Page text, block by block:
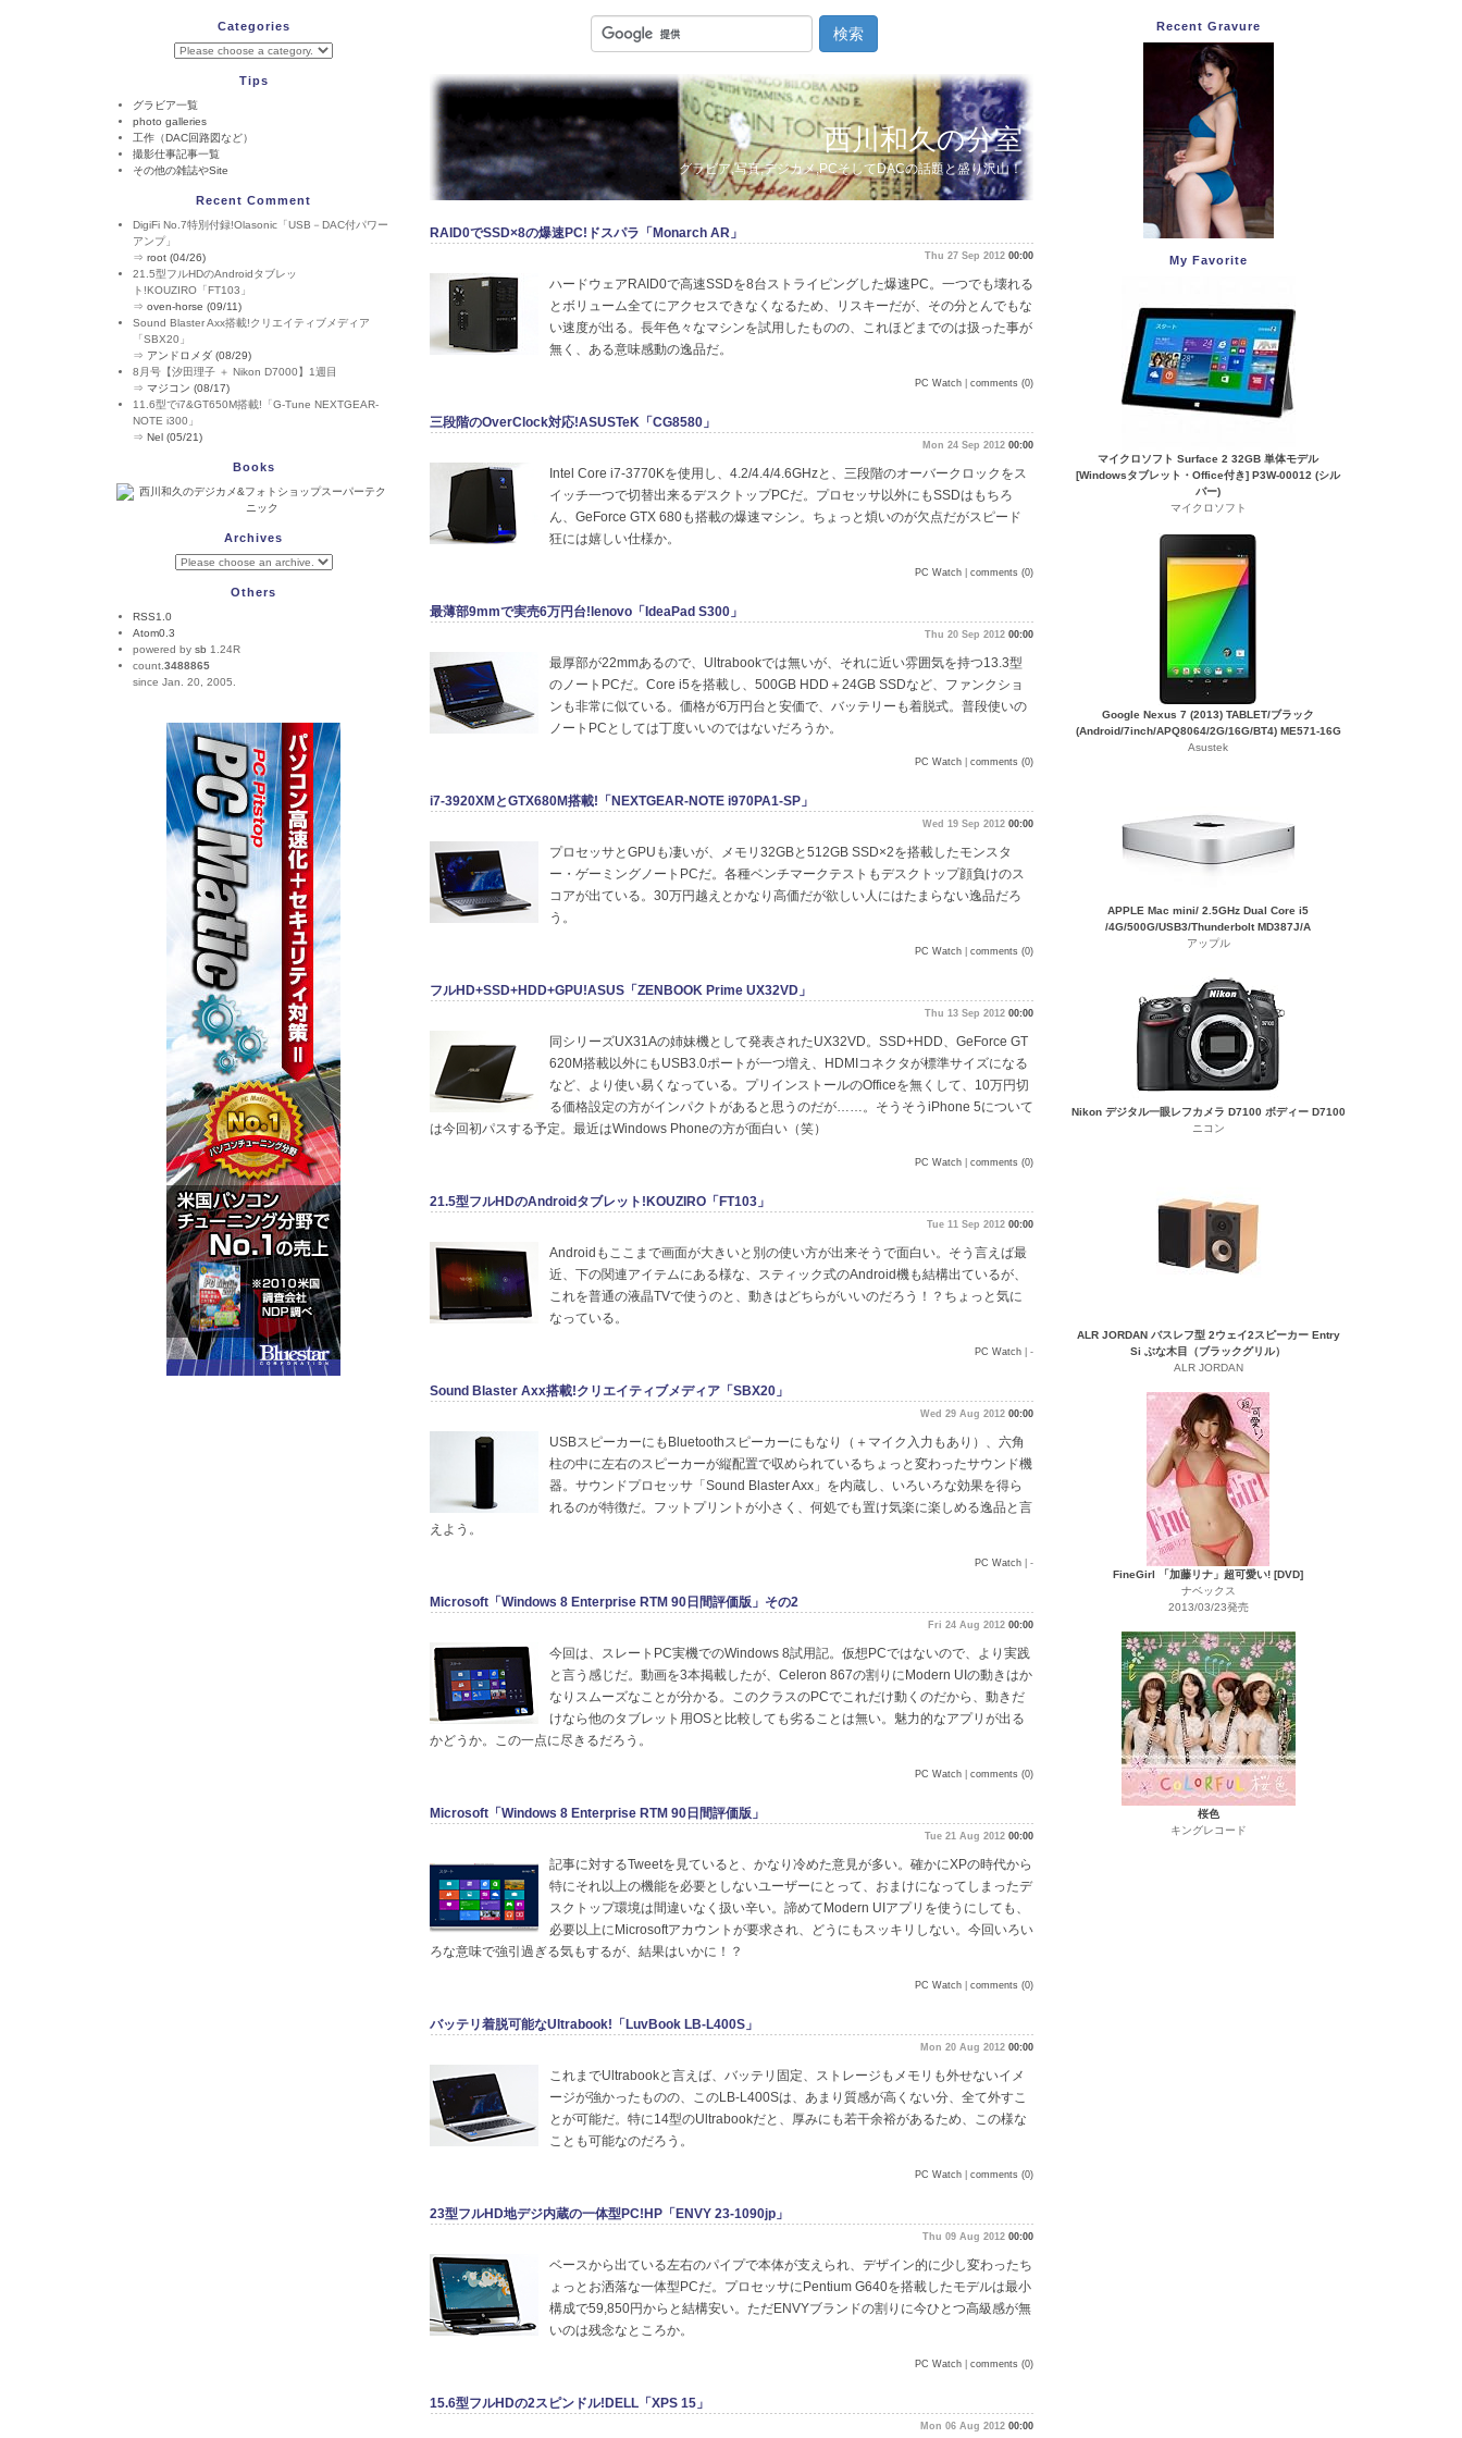
西川和久の分室
グラビア,写真,デジカメ,PCそしてDACの話題と盛り沢山！
RAID0でSSD×8の爆速PC!ドスパラ「Monarch AR」
Thu 27 Sep 2012 00:00
ハードウェアRAID0で高速SSDを8台ストライピングした爆速PC。一つでも壊れる
とボリューム全てにアクセスできなくなるため、リスキーだが、その分とんでもな
い速度が出る。長年色々なマシンを試用したものの、これほどまでのは扱った事が
無く、ある意味感動の逸品だ。
PC Watch| comments (0)
三段階のOverClock対応!ASUSTeK「CG8580」
Mon 24 Sep 2012 00:00
Intel Core i7-3770Kを使用し、4.2/4.4/4.6GHzと、三段階のオーバークロックをス
イッチ一つで切替出来るデスクトップPCだ。プロセッサ以外にもSSDはもちろ
ん、GeForce GTX 680も搭載の爆速マシン。ちょっと煩いのが欠点だがスピード
狂には嬉しい仕様か。
PC Watch| comments (0)
最薄部9mmで実売6万円台!lenovo「IdeaPad S300」
Thu 20 Sep 2012 00:00
最厚部が22mmあるので、Ultrabookでは無いが、それに近い雰囲気を持つ13.3型
のノートPCだ。Core i5を搭載し、500GB HDD＋24GB SSDなど、ファンクショ
ンも非常に似ている。価格が6万円台と安価で、バッテリーも着脱式。普段使いの
ノートPCとしては丁度いいのではないだろうか。
PC Watch| comments (0)
i7-3920XMとGTX680M搭載!「NEXTGEAR-NOTE i970PA1-SP」
Wed 19 Sep 2012 00:00
プロセッサとGPUも凄いが、メモリ32GBと512GB SSD×2を搭載したモンスタ
ー・ゲーミングノートPCだ。各種ベンチマークテストもデスクトップ顔負けのス
コアが出ている。30万円越えとかなり高価だが欲しい人にはたまらない逸品だろ
う。
PC Watch| comments (0)
フルHD+SSD+HDD+GPU!ASUS「ZENBOOK Prime UX32VD」
Thu 13 Sep 2012 00:00
同シリーズUX31Aの姉妹機として発表されたUX32VD。SSD+HDD、GeForce GT
620M搭載以外にもUSB3.0ポートが一つ増え、HDMIコネクタが標準サイズになる
など、より使い易くなっている。プリインストールのOfficeを無くして、10万円切
る価格設定の方がインパクトがあると思うのだが……。そうそうiPhone 5について
は今回初パスする予定。最近はWindows Phoneの方が面白い（笑）
PC Watch| comments (0)
21.5型フルHDのAndroidタブレット!KOUZIRO「FT103」
Tue 11 Sep 2012 00:00
Androidもここまで画面が大きいと別の使い方が出来そうで面白い。そう言えば最
近、下の関連アイテムにある様な、スティック式のAndroid機も結構出ているが、
これを普通の液晶TVで使うのと、動きはどちらがいいのだろう！？ちょっと気に
なっている。
PC Watch| -
Sound Blaster Axx搭載!クリエイティブメディア「SBX20」
Wed 29 Aug 2012 00:00
USBスピーカーにもBluetoothスピーカーにもなり（＋マイク入力もあり）、六角
柱の中に左右のスピーカーが縦配置で収められているちょっと変わったサウンド機
器。サウンドプロセッサ「Sound Blaster Axx」を内蔵し、いろいろな効果を得ら
れるのが特徴だ。フットプリントが小さく、何処でも置け気楽に楽しめる逸品と言
えよう。
PC Watch| -
Microsoft「Windows 8 Enterprise RTM 90日間評価版」その2
Fri 24 Aug 2012 00:00
今回は、スレートPC実機でのWindows 8試用記。仮想PCではないので、より実践
と言う感じだ。動画を3本掲載したが、Celeron 867の割りにModern UIの動きはか
なりスムーズなことが分かる。このクラスのPCでこれだけ動くのだから、動きだ
けなら他のタブレット用OSと比較しても劣ることは無い。魅力的なアプリが出る
かどうか。この一点に尽きるだろう。
PC Watch| comments (0)
Microsoft「Windows 8 Enterprise RTM 90日間評価版」
Tue 21 Aug 2012 00:00
記事に対するTweetを見ていると、かなり冷めた意見が多い。確かにXPの時代から
特にそれ以上の機能を必要としないユーザーにとって、おまけになってしまったデ
スクトップ環境は間違いなく扱い辛い。諦めてModern UIアプリを使うにしても、
必要以上にMicrosoftアカウントが要求され、どうにもスッキリしない。今回いろい
ろな意味で強引過ぎる気もするが、結果はいかに！？
PC Watch| comments (0)
バッテリ着脱可能なUltrabook!「LuvBook LB-L400S」
Mon 20 Aug 2012 00:00
これまでUltrabookと言えば、バッテリ固定、ストレージもメモリも外せないイメ
ージが強かったものの、このLB-L400Sは、あまり質感が高くない分、全て外すこ
とが可能だ。特に14型のUltrabookだと、厚みにも若干余裕があるため、この様な
ことも可能なのだろう。
PC Watch| comments (0)
23型フルHD地デジ内蔵の一体型PC!HP「ENVY 23-1090jp」
Thu 09 Aug 2012 00:00
ベースから出ている左右のパイプで本体が支えられ、デザイン的に少し変わったち
ょっとお洒落な一体型PCだ。プロセッサにPentium G640を搭載したモデルは最小
構成で59,850円からと結構安い。ただENVYブランドの割りに今ひとつ高級感が無
いのは残念なところか。
PC Watch| comments (0)
15.6型フルHDの2スピンドル!DELL「XPS 15」
Mon 06 Aug 2012 00:00
Categories
Tips
グラビア一覧
photo galleries
工作（DAC回路図など）
撮影仕事記事一覧
その他の雑誌やSite
Recent Comment
DigiFi No.7特別付録!Olasonic「USB－DAC付パワー
アンプ」
⇒ root (04/26)
21.5型フルHDのAndroidタブレッ
ト!KOUZIRO「FT103」
⇒ oven-horse (09/11)
Sound Blaster Axx搭載!クリエイティブメディア
「SBX20」
⇒ アンドロメダ (08/29)
8月号【汐田理子 ＋ Nikon D7000】1週目
⇒ マジコン (08/17)
11.6型でi7&GT650M搭載!「G-Tune NEXTGEAR-
NOTE i300」
⇒ Nel (05/21)
Books
Archives
Others
RSS1.0
Atom0.3
powered by sb 1.24R
count. 3488865
since Jan. 20, 2005.
Recent Gravure
My Favorite
マイクロソフト Surface 2 32GB 単体モデル
[Windowsタブレット・Office付き] P3W-00012 (シル
バー)
マイクロソフト
Google Nexus 7 (2013) TABLET/ブラック
(Android/7inch/APQ8064/2G/16G/BT4) ME571-16G
Asustek
APPLE Mac mini/ 2.5GHz Dual Core i5
/4G/500G/USB3/Thunderbolt MD387J/A
アップル
Nikon デジタル一眼レフカメラ D7100 ボディー D7100
ニコン
ALR JORDAN バスレフ型 2ウェイ2スピーカー Entry
Si ぶな木目（ブラックグリル）
ALR JORDAN
FineGirl 「加藤リナ」超可愛い! [DVD]
ナベックス
2013/03/23発売
桜色
キングレコード